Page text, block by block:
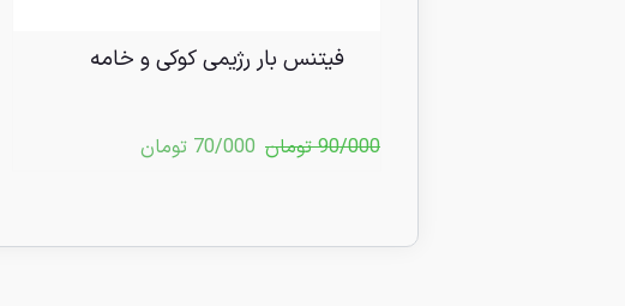
فیتنس بار رژیمی کوکی و خامه
90/000 تومان 70/000 تومان